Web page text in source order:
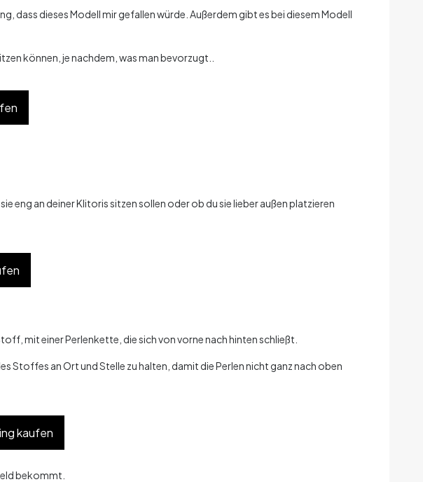
dass dieses Modell mir gefallen würde. Außerdem gibt es bei diesem Modell
können, je nachdem, was man bevorzugt.
eng an deiner Klitoris sitzen sollen oder ob du sie lieber außen platzieren
mit einer Perlenkette, die sich von vorne nach hinten schließt.
Stoffes an Ort und Stelle zu halten, damit die Perlen nicht ganz nach oben
kaufen
bekommt.